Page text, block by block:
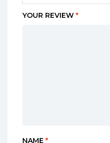
YOUR REVIEW *
NAME *